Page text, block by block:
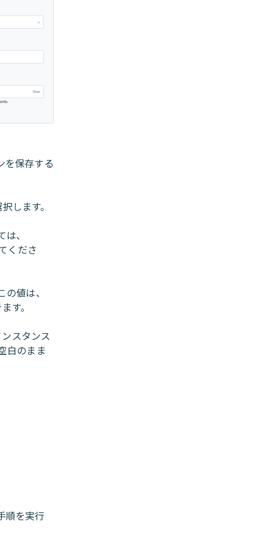
を保存する
します。
、
くださ
の値は、
す。
スタンス
白のまま
順を実行